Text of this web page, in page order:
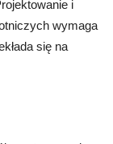
i
wymaga
się na